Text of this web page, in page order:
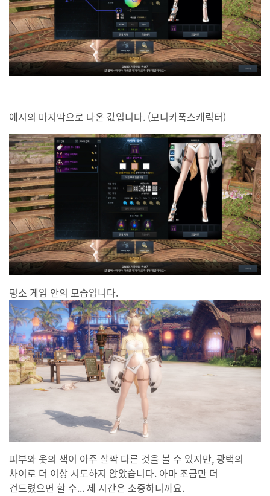
예시의 마지막으로 나온 값입니다. (모니카폭스캐릭터)
평소 게임 안의 모습입니다.
피부와 옷의 색이 아주 살짝 다른 것을 볼 수 있지만, 광택의
차이로 더 이상 시도하지 않았습니다. 아마 조금만 더
건드렸으면 할 수... 제 시간은 소중하니까요.